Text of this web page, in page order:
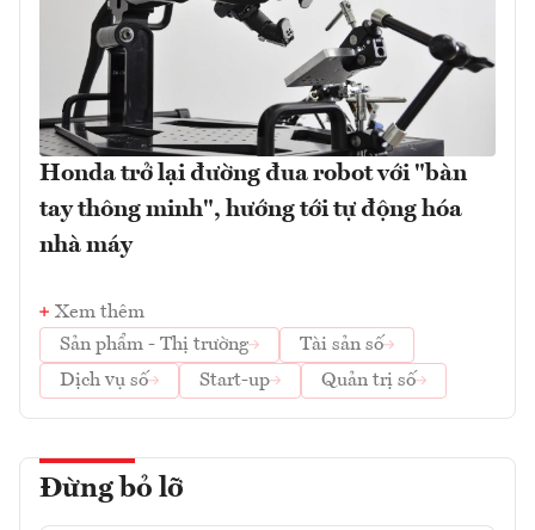
Honda trở lại đường đua robot với "bàn
tay thông minh", hướng tới tự động hóa
nhà máy
Xem thêm
Sản phẩm - Thị trường
Tài sản số
Dịch vụ số
Start-up Quản trị số
Đừng bỏ lỡ